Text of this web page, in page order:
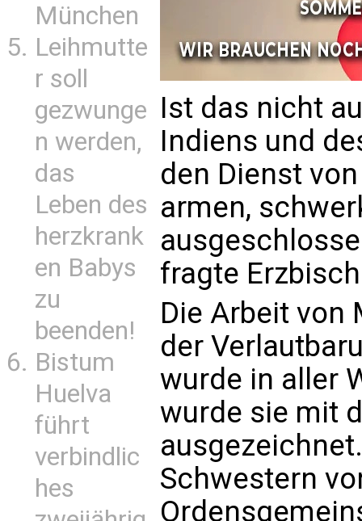
München
Leihmutte
r soll
gezwunge
n werden,
das
Leben des
herzkrank
en Babys
zu
beenden!
Bistum
Huelva
führt
verbindlic
hes
Ist das nicht
Indiens und
den Dienst
armen,
fragte
Die Arbeit
der
wurde in aller
wurde sie mit
Schwestern